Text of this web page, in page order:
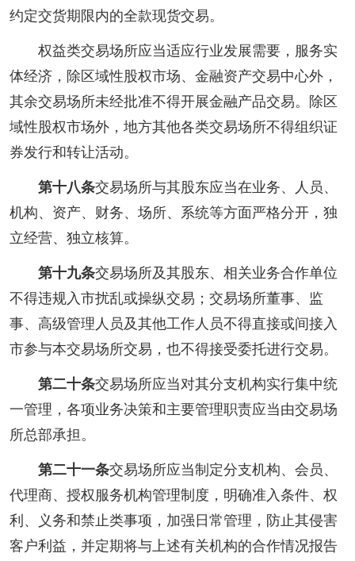
约定交货期限内的全款现货交易。
权益类交易场所应当适应行业发展需要，服务实
体经济，除区域性股权市场、金融资产交易中心外，
其余交易场所未经批准不得开展金融产品交易。除区
域性股权市场外，地方其他各类交易场所不得组织证
券发行和转让活动。
第十八条交易场所与其股东应当在业务、人员、
机构、资产、财务、场所、系统等方面严格分开，独
立经营、独立核算。
第十九条交易场所及其股东、相关业务合作单位
不得违规入市扰乱或操纵交易；交易场所董事、监
事、高级管理人员及其他工作人员不得直接或间接入
市参与本交易场所交易，也不得接受委托进行交易。
第二十条交易场所应当对其分支机构实行集中统
一管理，各项业务决策和主要管理职责应当由交易场
所总部承担。
第二十一条交易场所应当制定分支机构、会员、
代理商、授权服务机构管理制度，明确准入条件、权
利、义务和禁止类事项，加强日常管理，防止其侵害
客户利益，并定期将与上述有关机构的合作情况报告